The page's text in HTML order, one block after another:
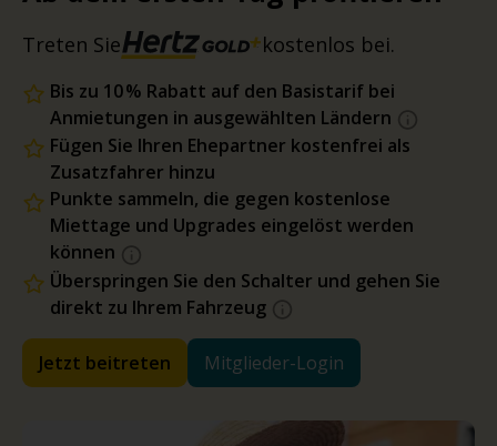
Treten Sie kostenlos bei.
Bis zu 10 % Rabatt auf den Basistarif bei
Anmietungen in ausgewählten Ländern
Fügen Sie Ihren Ehepartner kostenfrei als
Zusatzfahrer hinzu
Punkte sammeln, die gegen kostenlose
Miettage und Upgrades eingelöst werden
können
Überspringen Sie den Schalter und gehen Sie
direkt zu Ihrem Fahrzeug
Jetzt beitreten Mitglieder-Login